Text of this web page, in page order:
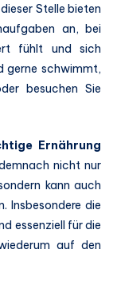
Stelle bieten
an, bei
fühlt und sich
gerne schwimmt,
besuchen Sie
Ernährung
nicht nur
kann auch
Insbesondere die
essenziell für die
auf den